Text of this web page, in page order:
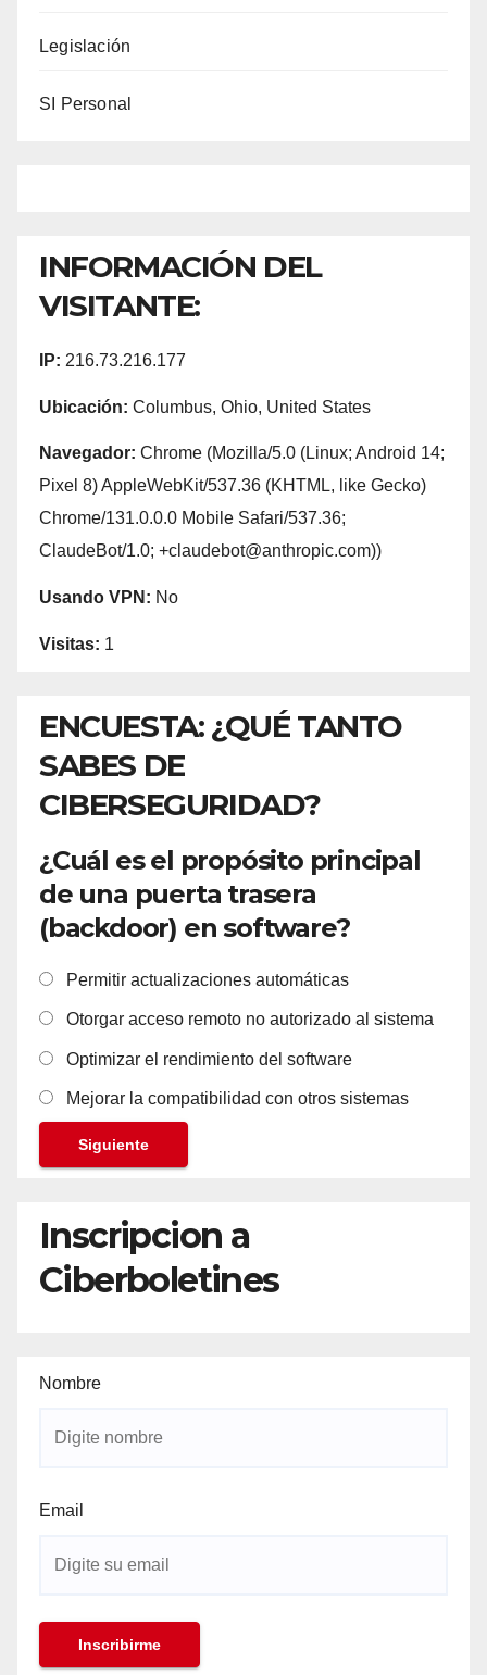
Legislación
SI Personal
INFORMACIÓN DEL
VISITANTE:
IP: 216.73.216.177
Ubicación: Columbus, Ohio, United States
Navegador: Chrome (Mozilla/5.0 (Linux; Android 14;
Pixel 8) AppleWebKit/537.36 (KHTML, like Gecko)
Chrome/131.0.0.0 Mobile Safari/537.36;
ClaudeBot/1.0; +claudebot@anthropic.com))
Usando VPN: No
Visitas: 1
ENCUESTA: ¿QUÉ TANTO
SABES DE
CIBERSEGURIDAD?
¿Cuál es el propósito principal
de una puerta trasera
(backdoor) en software?
Permitir actualizaciones automáticas
Otorgar acceso remoto no autorizado al sistema
Optimizar el rendimiento del software
Mejorar la compatibilidad con otros sistemas
Siguiente
Inscripcion a
Ciberboletines
Nombre
Email